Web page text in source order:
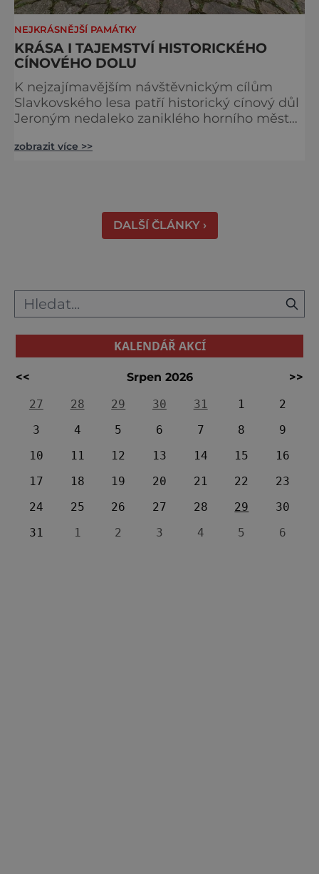
NEJKRÁSNĚJŠÍ PAMÁTKY
KRÁSA I TAJEMSTVÍ HISTORICKÉHO
CÍNOVÉHO DOLU
K nejzajímavějším návštěvnickým cílům
Slavkovského lesa patří historický cínový důl
Jeroným nedaleko zaniklého horního města
středověku. Národní kulturní památka je
práci tehdejších horníků. [gallery
ids="91631,91630,91632,91633,91634,91635,9
zobrazit více >>
DALŠÍ ČLÁNKY ›
KALENDÁŘ AKCÍ
<< Srpen 2026
>>
27
28 29 30 31 1
2
3
4 5 6 7 8
9
10
11 12 13 14 15
16
17
18 19 20 21 22
23
24
25 26 27 28 29
30
31
1 2 3 4 5 6